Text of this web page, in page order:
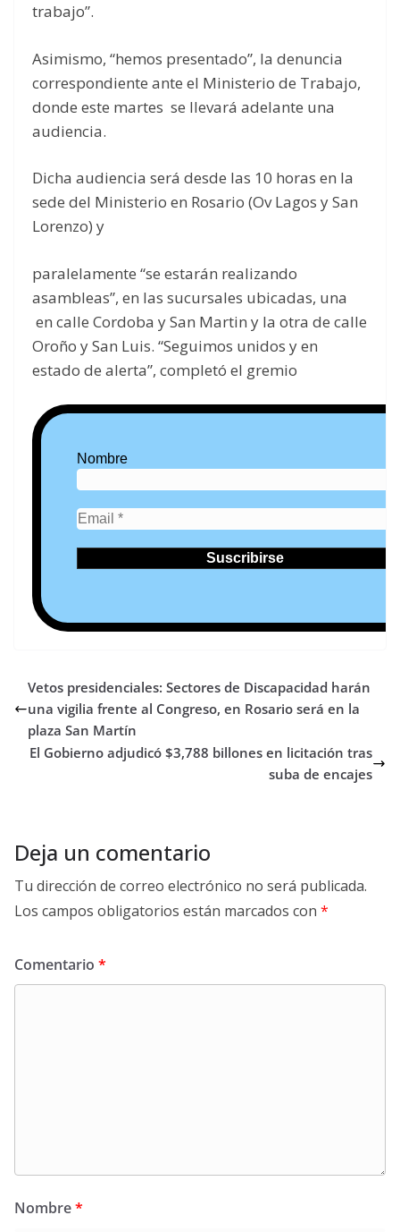
trabajo”.
Asimismo, “hemos presentado”, la denuncia
correspondiente ante el Ministerio de Trabajo,
donde este martes se llevará adelante una
audiencia.
Dicha audiencia será desde las 10 horas en la
sede del Ministerio en Rosario (Ov Lagos y San
Lorenzo) y
paralelamente “se estarán realizando
asambleas”, en las sucursales ubicadas, una
en calle Cordoba y San Martin y la otra de calle
Oroño y San Luis. “Seguimos unidos y en
estado de alerta”, completó el gremio
Nombre
Vetos presidenciales: Sectores de Discapacidad harán
una vigilia frente al Congreso, en Rosario será en la
plaza San Martín
El Gobierno adjudicó $3,788 billones en licitación tras
suba de encajes
Deja un comentario
Tu dirección de correo electrónico no será publicada.
Los campos obligatorios están marcados con *
Comentario *
Nombre*